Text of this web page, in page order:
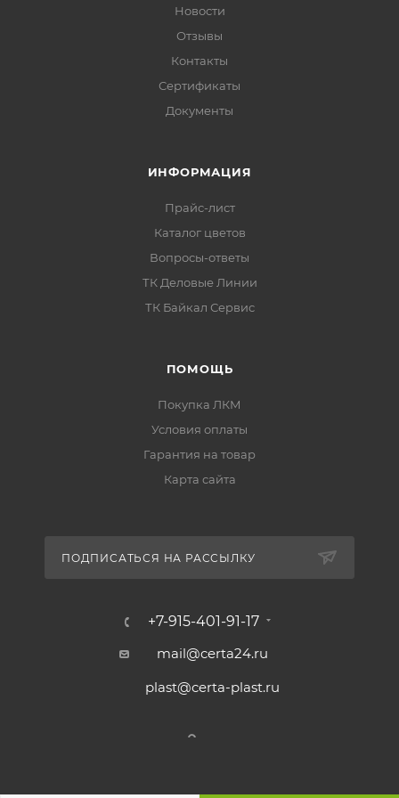
Без грунтования и термозакалки:
предварительного грунта и последующей
высокая укрывистость — окраска
в один слой толщиной от 50 мкм.
подкрасить локально.
Толщина покрытия
Рекомендуемая толщина сформированного
покрытия зависит от температуры эксплуатации.
Внешний вид и свойства
Новости
Отзывы
Контакты
Сертификаты
Документы
ИНФОРМАЦИЯ
Прайс-лист
Каталог цветов
Вопросы-ответы
ТК Деловые Линии
ТК Байкал Сервис
ПОМОЩЬ
Покупка ЛКМ
Условия оплаты
Гарантия на товар
Карта сайта
ПОДПИСАТЬСЯ НА РАССЫЛКУ
+7-915-401-91-17
mail@certa24.ru
plast@certa-plast.ru